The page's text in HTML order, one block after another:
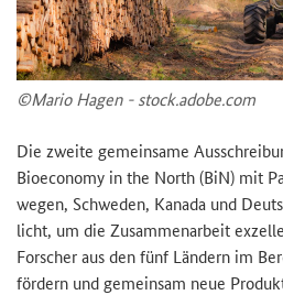
©Mario Hagen - stock.adobe.com
Die zwei­te ge­mein­sa­me
Bioeconomy in the North (BiN) mit
we­gen, Schwe­den, Ka­na­da und
licht, um die Zu­sam­men­ar­beit
For­scher aus den fünf Län­dern im
för­dern und ge­mein­sam neue